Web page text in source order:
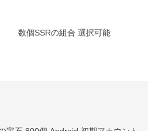
数個SSRの組合 選択可能